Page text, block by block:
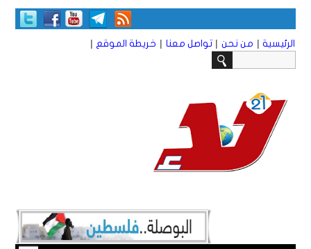
الرئيسية | من نحن | تواصل معنا | خريطة الموقع |